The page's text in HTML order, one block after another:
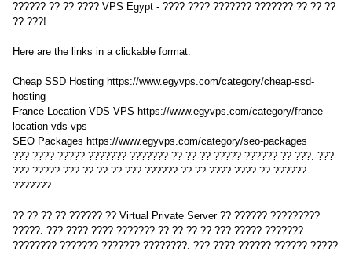
?????? ?? ?? ???? VPS Egypt - ???? ???? ??????? ??????? ?? ?? ??
?? ???!
Here are the links in a clickable format:
Cheap SSD Hosting https://www.egyvps.com/category/cheap-ssd-
hosting
France Location VDS VPS https://www.egyvps.com/category/france-
location-vds-vps
SEO Packages https://www.egyvps.com/category/seo-packages
??? ???? ????? ??????? ??????? ?? ?? ?? ????? ?????? ?? ???. ???
??? ????? ??? ?? ?? ?? ??? ?????? ?? ?? ???? ???? ?? ??????
???????.
?? ?? ?? ?? ?????? ?? Virtual Private Server ?? ?????? ?????????
?????. ??? ???? ???? ??????? ?? ?? ?? ?? ??? ????? ???????
???????? ??????? ??????? ????????. ??? ???? ?????? ?????? ?????